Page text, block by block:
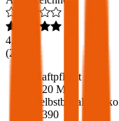
4,6
(216
Haftpflicht
€ 20 Mio.
Selbstbehalt Kasko
€ 390